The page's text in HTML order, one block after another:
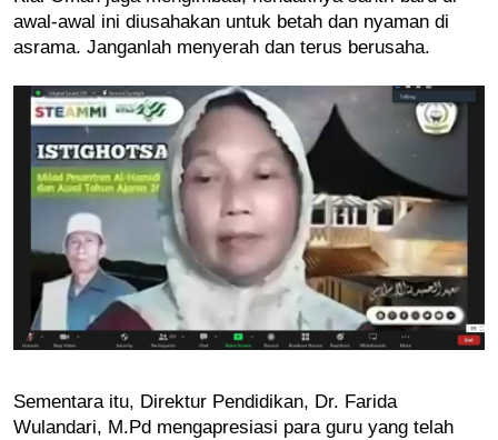
awal-awal ini diusahakan untuk betah dan nyaman di
asrama. Janganlah menyerah dan terus berusaha.
Sementara itu, Direktur Pendidikan, Dr. Farida
Wulandari, M.Pd mengapresiasi para guru yang telah